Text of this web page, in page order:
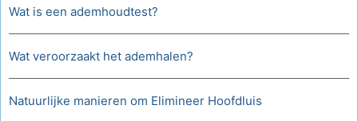
Wat is een ademhoudtest?
Wat veroorzaakt het ademhalen?
Natuurlijke manieren om Elimineer Hoofdluis